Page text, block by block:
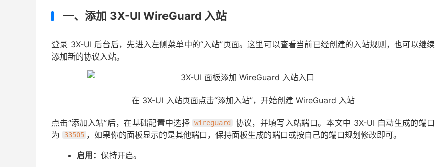
一、添加 3X-UI WireGuard 入站
登录 3X-UI 后台后，先进入左侧菜单中的“入站”页面。这里可以查看当前已经创建的入站规则，也可以继续
添加新的协议入站。
在 3X-UI 入站页面点击“添加入站”，开始创建 WireGuard 入站
点击“添加入站”后，在基础配置中选择 wireguard
协议，并填写入站端口。本文中 3X-UI 自动生成的端口
为
33505 ，如果你的面板显示的是其他端口，保持面板生成的端口或按自己的端口规划修改即可。
启用： 保持开启。